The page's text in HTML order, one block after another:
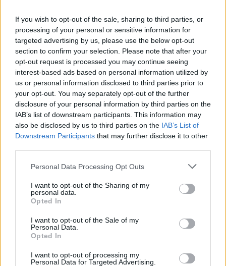
If you wish to opt-out of the sale, sharing to third parties, or
processing of your personal or sensitive information for
targeted advertising by us, please use the below opt-out
section to confirm your selection. Please note that after your
opt-out request is processed you may continue seeing
interest-based ads based on personal information utilized by
us or personal information disclosed to third parties prior to
your opt-out. You may separately opt-out of the further
disclosure of your personal information by third parties on the
IAB’s list of downstream participants. This information may
also be disclosed by us to third parties on the IAB’s List of
Downstream Participants that may further disclose it to other
Personal Data Processing Opt Outs
I want to opt-out of the Sharing of my
personal data.
Opted In
I want to opt-out of the Sale of my
Personal Data.
Opted In
I want to opt-out of processing my
Personal Data for Targeted Advertising.
ελληνικό δημοψήφισμα εντάσσεται μέσα σε αυτό το
πλαίσιο. Κάτω από αυτό το σενάριο, ο κ. Τσίπρας θα
θέσει στη διάθεση του λαού ένα τελεσίγραφο
διάσωσης».
Τέλος, σύμφωνα με άλλο αξιωματούχο «η πρόταση-
τελεσίγραφο παραμένει» τουλάχιστον προς το
παρόν «ως ιδέα, μία από τις πολλές που έχουν
συζητηθεί ανεπίσημα ως τρόπος για να κλείσει η
συμφωνία».
ΔΙΑΦΗΜΙΣΗ